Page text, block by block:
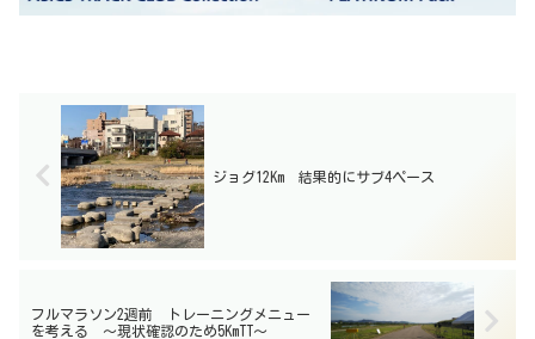
ジョグ12Km 結果的にサブ4ペース
フルマラソン2週前 トレーニングメニュー
を考える 〜現状確認のため5KmTT〜